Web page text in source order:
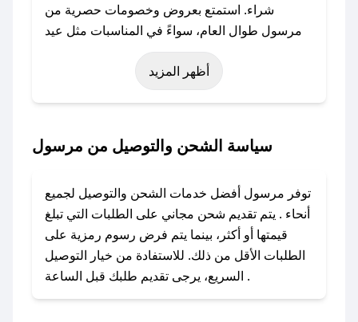
شراء. استمتع بعروض وخصومات حصرية من
مرسول طوال العام، سواءً في المناسبات مثل عيد
الفطر، عيد الأضحى، الجمعة البيضاء (شهر نوفمبر)،
رمضان، اليوم الوطني، يوم التأسيس، أو حتى عروض
باستخدام تطبيق صحصح، يمكنك العثور بسهولة على
تواصل معنا عبر تويتر أو البريد الإلكتروني لإضافته
بسرعة.
### كيفية استخدام كود خصم مرسول؟
1. انسخ كود الخصم من تطبيق صحصح.
2. الصقه في خانة الدفع عند التسوق من مرسول.
أظهر المزيد
سياسة الشحن والتوصيل من مرسول
توفر مرسول أفضل خدمات الشحن والتوصيل لجميع
أنحاء . يتم تقديم شحن مجاني على الطلبات التي تبلغ
قيمتها أو أكثر، بينما يتم فرض رسوم رمزية على
الطلبات الأقل من ذلك. للاستفادة من خيار التوصيل
السريع، يرجى تقديم طلبك قبل الساعة .